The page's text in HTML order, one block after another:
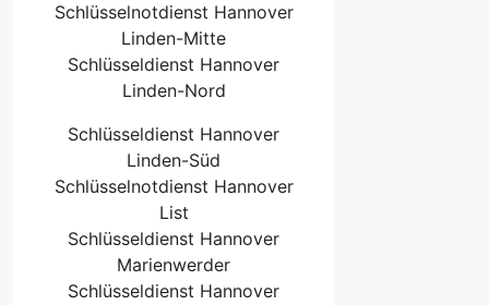
Schlüsselnotdienst Hannover
Linden-Mitte
Schlüsseldienst Hannover
Linden-Nord
Schlüsseldienst Hannover
Linden-Süd
Schlüsselnotdienst Hannover
List
Schlüsseldienst Hannover
Marienwerder
Schlüsseldienst Hannover